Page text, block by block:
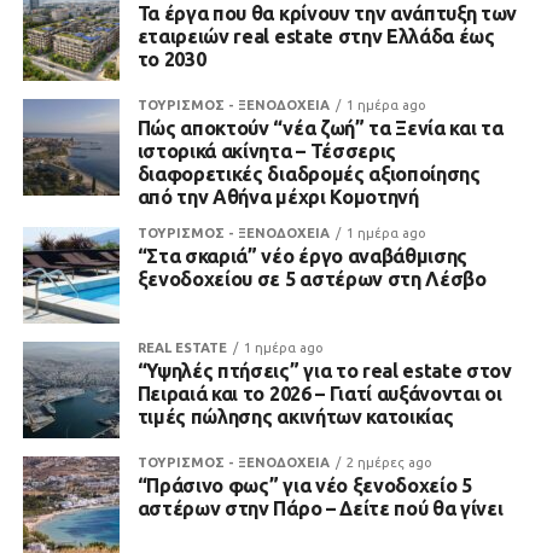
Τα έργα που θα κρίνουν την ανάπτυξη των
εταιρειών real estate στην Ελλάδα έως
το 2030
ΤΟΥΡΙΣΜΟΣ - ΞΕΝΟΔΟΧΕΙΑ 1 ημέρα ago
Πώς αποκτούν “νέα ζωή” τα Ξενία και τα
ιστορικά ακίνητα – Τέσσερις
διαφορετικές διαδρομές αξιοποίησης
από την Αθήνα μέχρι Κομοτηνή
ΤΟΥΡΙΣΜΟΣ - ΞΕΝΟΔΟΧΕΙΑ 1 ημέρα ago
“Στα σκαριά” νέο έργο αναβάθμισης
ξενοδοχείου σε 5 αστέρων στη Λέσβο
REAL ESTATE 1 ημέρα ago
“Υψηλές πτήσεις” για το real estate στον
Πειραιά και το 2026 – Γιατί αυξάνονται οι
τιμές πώλησης ακινήτων κατοικίας
ΤΟΥΡΙΣΜΟΣ - ΞΕΝΟΔΟΧΕΙΑ 2 ημέρες ago
“Πράσινο φως” για νέο ξενοδοχείο 5
αστέρων στην Πάρο – Δείτε πού θα γίνει